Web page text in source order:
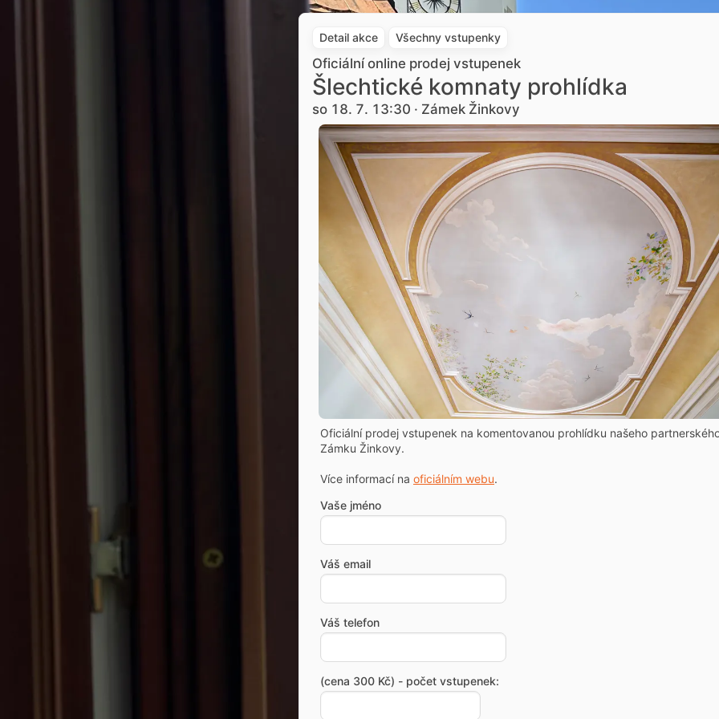
Detail akce Všechny vstupenky
Oficiální online prodej vstupenek
Šlechtické komnaty prohlídka
so 18. 7. 13:30 · Zámek Žinkovy
Oficiální prodej vstupenek na komentovanou prohlídku našeho
Zámku Žinkovy.
Více informací na oficiálním webu.
Vaše jméno
Váš email
Váš telefon
(cena 300 Kč) - počet vstupenek: